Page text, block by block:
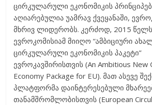
ცირკულარული ეკონომიკის
აღიარებულია უამრავ ქვეყანაში,
მხრივ ლიდერობს. კერძოდ, 2015 წელს
ევროკომისიამ მიიღო “ამბიციური
ცირკულარული ეკონომიკის პაკეტი”
ევროკავშირისთვის (An Ambitious New
Economy Package for EU). მათ ასევე
პლატფორმა დაინტერესებული
თანამშრომლობისთვის (European